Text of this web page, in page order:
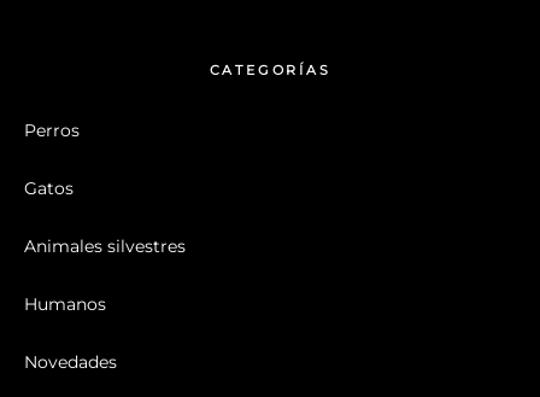
CATEGORÍAS
Perros
Gatos
Animales silvestres
Humanos
Novedades